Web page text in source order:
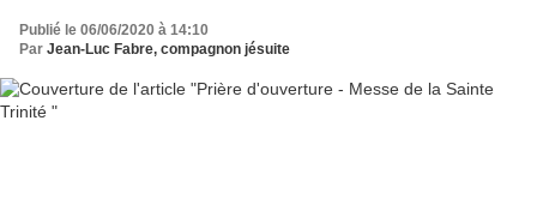
Publié le 06/06/2020 à 14:10
Par Jean-Luc Fabre, compagnon jésuite